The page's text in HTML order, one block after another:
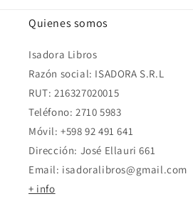
Quienes somos
Isadora Libros
Razón social: ISADORA S.R.L
RUT: 216327020015
Teléfono: 2710 5983
Móvil: +598 92 491 641
Dirección: José Ellauri 661
Email: isadoralibros@gmail.com
+ info